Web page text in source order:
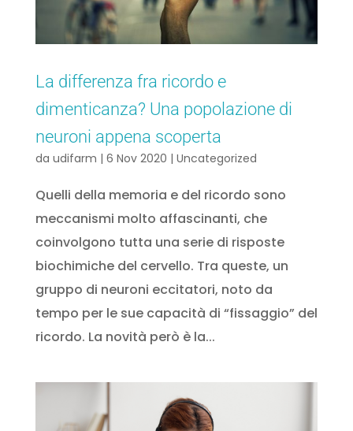
La differenza fra ricordo e
dimenticanza? Una popolazione di
neuroni appena scoperta
da udifarm | 6 Nov 2020 | Uncategorized
Quelli della memoria e del ricordo sono
meccanismi molto affascinanti, che
coinvolgono tutta una serie di risposte
biochimiche del cervello. Tra queste, un
gruppo di neuroni eccitatori, noto da
tempo per le sue capacità di “fissaggio” del
ricordo. La novità però è la...